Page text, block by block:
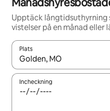
Upptäck långtidsuthyrning
vistelser på en månad eller
Plats
När resultaten är
Incheckning